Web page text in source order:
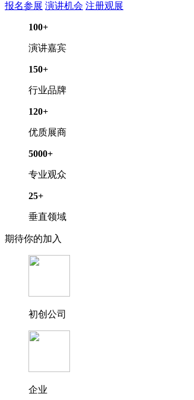
报名参展 演讲机会 注册观展
100+
演讲嘉宾
150+
行业品牌
120+
优质展商
5000+
专业观众
25+
垂直领域
期待你的加入
初创公司
企业